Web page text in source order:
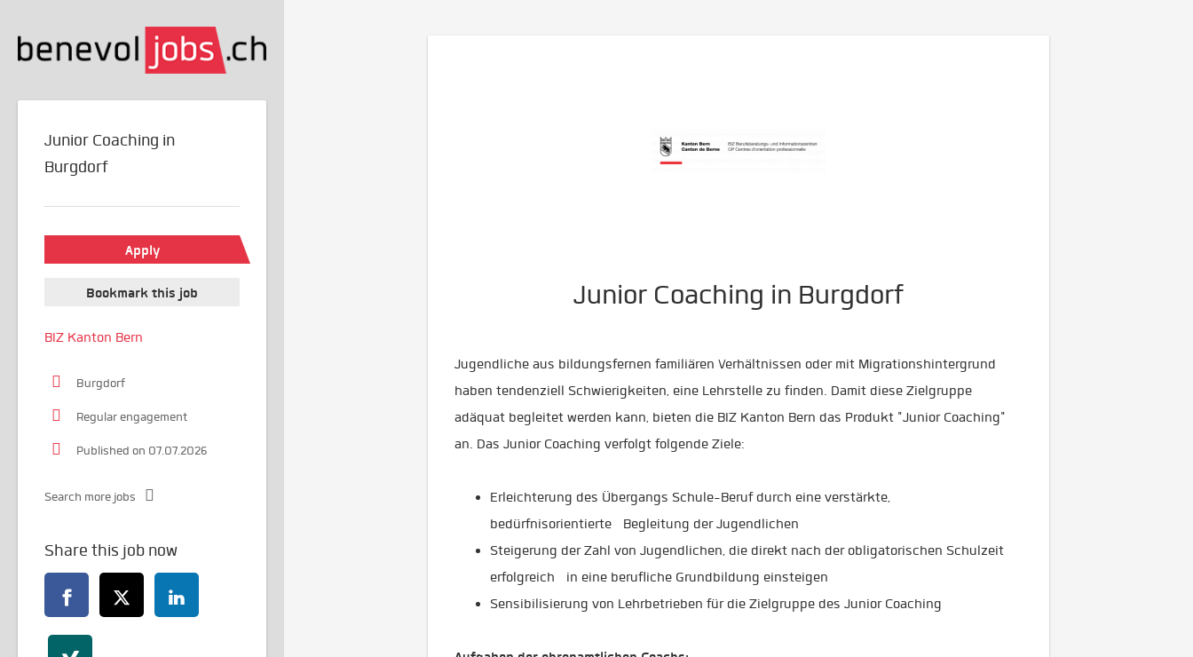
Junior Coaching in Burgdorf
Jugendliche aus bildungsfernen familiären Verhältnissen oder mit Migrationshintergrund
haben tendenziell Schwierigkeiten, eine Lehrstelle zu finden. Damit diese Zielgruppe
adäquat begleitet werden kann, bieten die BIZ Kanton Bern das Produkt "Junior Coaching"
an. Das Junior Coaching verfolgt folgende Ziele:
Erleichterung des Übergangs Schule-Beruf durch eine verstärkte,
bedürfnisorientierte Begleitung der Jugendlichen
Steigerung der Zahl von Jugendlichen, die direkt nach der obligatorischen Schulzeit
erfolgreich in eine berufliche Grundbildung einsteigen
Sensibilisierung von Lehrbetrieben für die Zielgruppe des Junior Coaching
Junior Coaching in
Burgdorf
Apply
Bookmark this job
BIZ Kanton Bern
Burgdorf
Regular engagement
Published on 07.07.2026
Search more jobs
Share this job now